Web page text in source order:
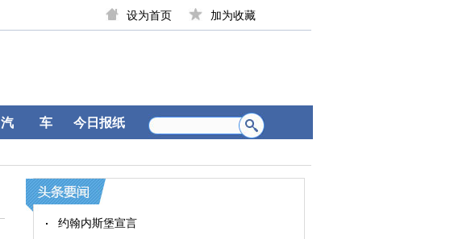
设为首页 加为收藏
汽 车 今日报纸
约翰内斯堡宣言